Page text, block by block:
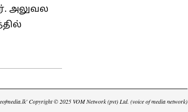
அலுவல
Copyright © 2025 VOM Network (pvt) Ltd. (voice of media network)